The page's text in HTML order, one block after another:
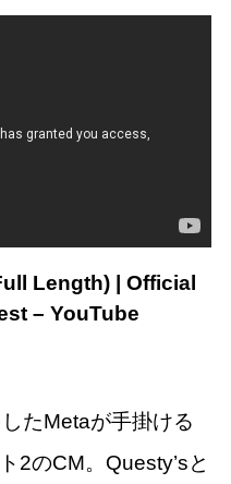
Length) | Official
– YouTube
たMetaが手掛ける
2のCM。Questy’sと